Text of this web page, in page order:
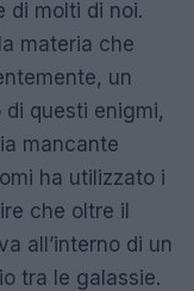
di molti di noi.
materia che
un
questi enigmi,
mancante
ha utilizzato i
che oltre il
all’interno di un
tra le galassie.